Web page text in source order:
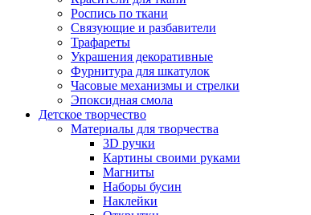
Роспись по ткани
Связующие и разбавители
Трафареты
Украшения декоративные
Фурнитура для шкатулок
Часовые механизмы и стрелки
Эпоксидная смола
Детское творчество
Материалы для творчества
3D ручки
Картины своими руками
Магниты
Наборы бусин
Наклейки